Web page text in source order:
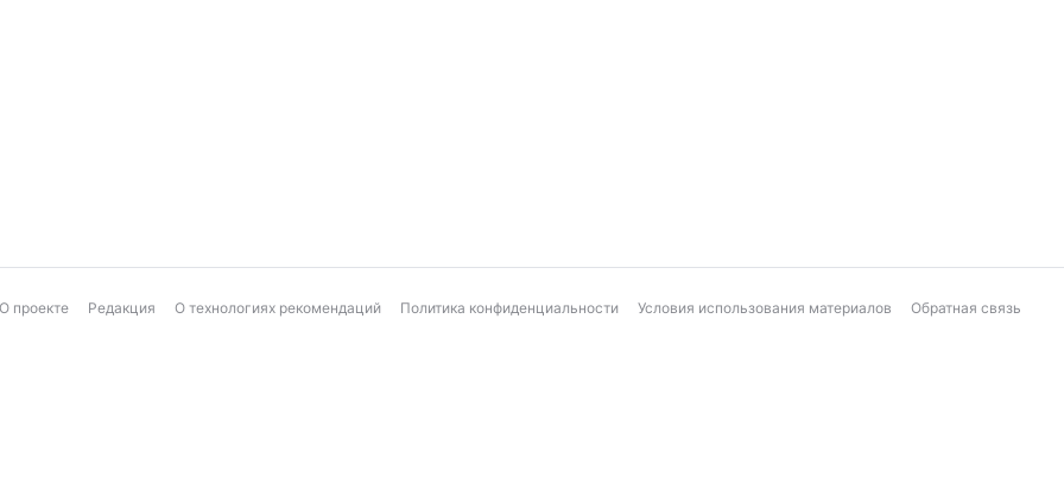
О проекте Редакция О технологиях рекомендаций Политика конфиденциальности Условия использования материалов Обратная связь